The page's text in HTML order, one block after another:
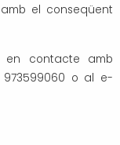
el conseqüent
en contacte amb
973599060 o al e-